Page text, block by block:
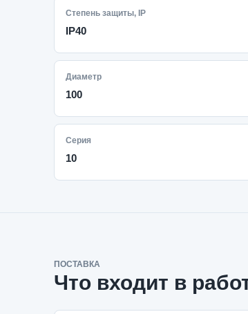
Степень защиты, IP
IP40
Диаметр
100
Серия
10
ПОСТАВКА
Что входит в